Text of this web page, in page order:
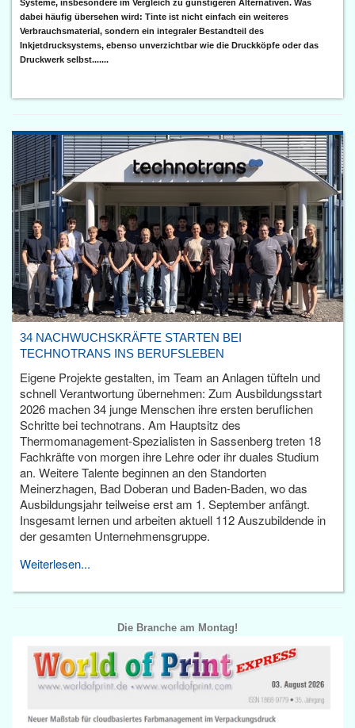
Systeme, insbesondere im Vergleich zu günstigeren Alternativen. Was
dabei häufig übersehen wird: Tinte ist nicht einfach ein weiteres
Verbrauchsmaterial, sondern ein integraler Bestandteil des
Inkjetdrucksystems, ebenso unverzichtbar wie die Druckköpfe oder das
Druckwerk selbst.......
34 NACHWUCHSKRÄFTE STARTEN BEI
TECHNOTRANS INS BERUFSLEBEN
Eigene Projekte gestalten, im Team an Anlagen tüfteln und
schnell Verantwortung übernehmen: Zum Ausbildungsstart
2026 machen 34 junge Menschen ihre ersten beruflichen
Schritte bei technotrans. Am Hauptsitz des
Thermomanagement-Spezialisten in Sassenberg treten 18
Fachkräfte von morgen ihre Lehre oder ihr duales Studium
an. Weitere Talente beginnen an den Standorten
Meinerzhagen, Bad Doberan und Baden-Baden, wo das
Ausbildungsjahr teilweise erst am 1. September anfängt.
Insgesamt lernen und arbeiten aktuell 112 Auszubildende in
der gesamten Unternehmensgruppe.
Weiterlesen...
Die Branche am Montag!